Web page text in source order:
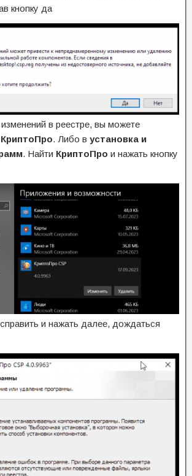
кнопку да
в реестре, вы можете
КриптоПро. Либо в установка и
. Найти КриптоПро и нажать кнопку
и нажать далее, дождаться